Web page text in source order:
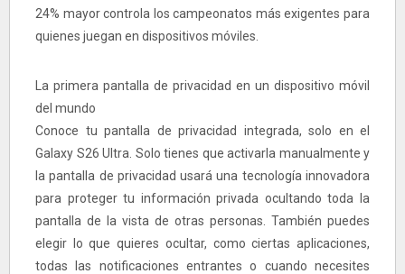
24% mayor controla los campeonatos más exigentes para
quienes juegan en dispositivos móviles.
La primera pantalla de privacidad en un dispositivo móvil
del mundo
Conoce tu pantalla de privacidad integrada, solo en el
Galaxy S26 Ultra. Solo tienes que activarla manualmente y
la pantalla de privacidad usará una tecnología innovadora
para proteger tu información privada ocultando toda la
pantalla de la vista de otras personas. También puedes
elegir lo que quieres ocultar, como ciertas aplicaciones,
todas las notificaciones entrantes o cuando necesites